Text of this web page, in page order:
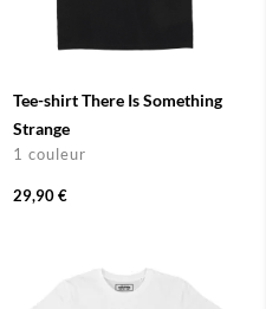
Tee-shirt There Is Something
Strange
1 couleur
29,90 €